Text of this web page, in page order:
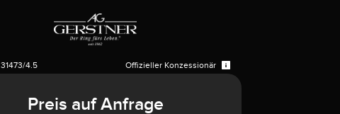
31473/4.5 Offizieller Konzessionär
Preis auf Anfrage